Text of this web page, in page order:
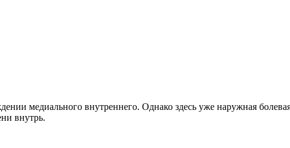
медиального внутреннего. Однако здесь уже наружная
внутрь.